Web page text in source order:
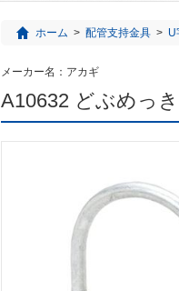
ホーム > 配管支持金具 > U
メーカー名： アカギ
A10632 どぶめっ